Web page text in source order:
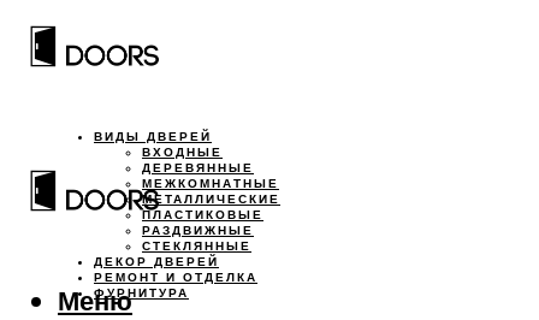
ВИДЫ ДВЕРЕЙ
ВХОДНЫЕ
ДЕРЕВЯННЫЕ
МЕЖКОМНАТНЫЕ
МЕТАЛЛИЧЕСКИЕ
ПЛАСТИКОВЫЕ
РАЗДВИЖНЫЕ
СТЕКЛЯННЫЕ
ДЕКОР ДВЕРЕЙ
РЕМОНТ И ОТДЕЛКА
ФУРНИТУРА
Меню